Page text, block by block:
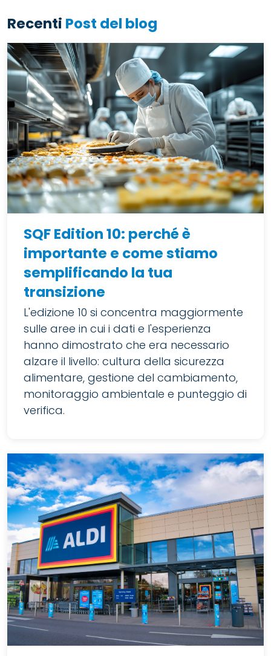
Recenti Post del blog
SQF Edition 10: perché è
importante e come stiamo
semplificando la tua
transizione
L'edizione 10 si concentra maggiormente
sulle aree in cui i dati e l'esperienza
hanno dimostrato che era necessario
alzare il livello: cultura della sicurezza
alimentare, gestione del cambiamento,
monitoraggio ambientale e punteggio di
verifica.